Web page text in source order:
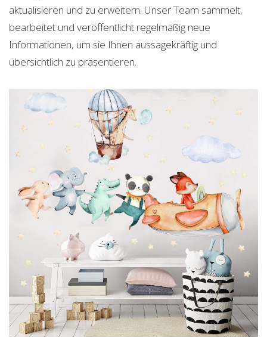
aktualisieren und zu erweitern. Unser Team sammelt,
bearbeitet und veröffentlicht regelmäßig neue
Informationen, um sie Ihnen aussagekräftig und
übersichtlich zu präsentieren.